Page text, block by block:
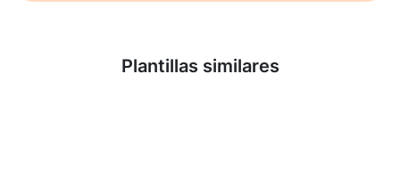
Plantillas similares
Saber más